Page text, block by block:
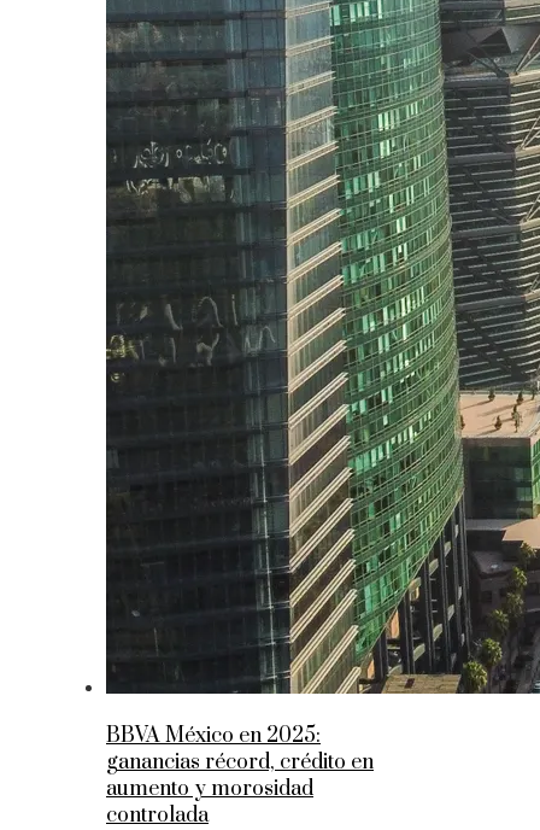
BBVA México en 2025:
ganancias récord, crédito en
aumento y morosidad
controlada